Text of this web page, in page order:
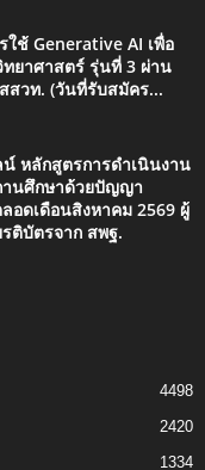
ช้ Generative AI เพื่อ
ทยาศาสตร์ รุ่นที่ 3 ผ่าน
สวท. (วันที่รับสมัคร...
หลักสูตรการดำเนินงาน
นศึกษาด้วยปัญญา
อดเดือนสิงหาคม 2569 ผู้
ติบัตรจาก สพฐ.
4498
2420
1334